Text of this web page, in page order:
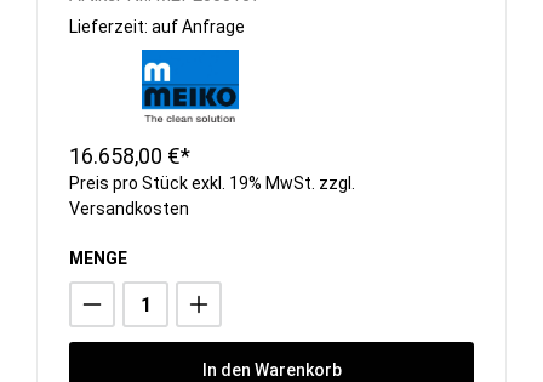
Lieferzeit: auf Anfrage
16.658,00 €*
Preis pro Stück exkl. 19% MwSt. zzgl.
Versandkosten
MENGE
In den Warenkorb